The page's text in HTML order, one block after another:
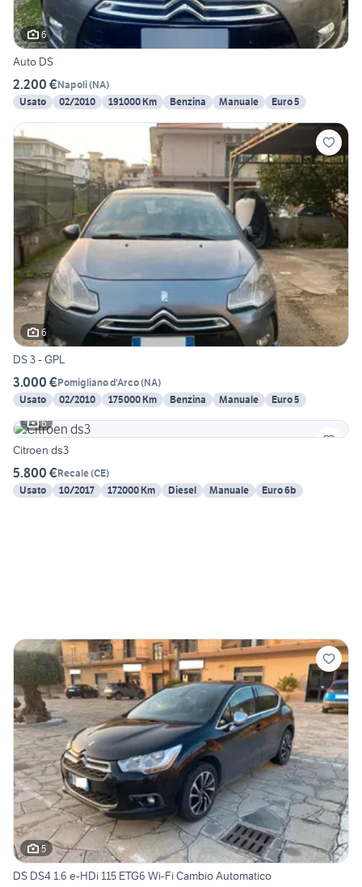
6
Auto DS
2.200 €Napoli(NA)
Usato
02/2010 191000 Km Benzina Manuale Euro 5
6
DS 3 - GPL
3.000 €Pomigliano d'Arco(NA)
Usato
02/2010 175000 Km Benzina Manuale
Euro 5
6
Citroen ds3
5.800 €Recale(CE)
Usato
10/2017 172000 Km Diesel Manuale Euro 6b
5
DS DS4 1.6 e-HDi 115 ETG6 Wi-Fi Cambio Automatico